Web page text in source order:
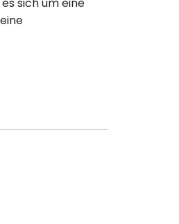
sich um eine